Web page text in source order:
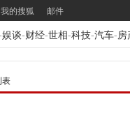
我的搜狐 邮件
娱谈-财经-世相-科技-汽车-房
表